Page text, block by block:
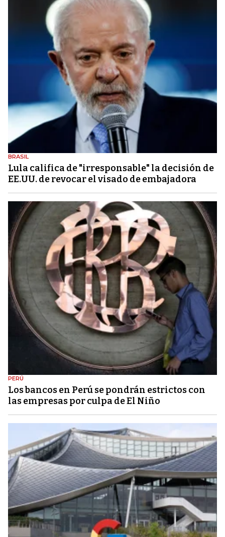
BRASIL
Lula califica de "irresponsable" la decisión de
EE.UU. de revocar el visado de embajadora
PERÚ
Los bancos en Perú se pondrán estrictos con
las empresas por culpa de El Niño